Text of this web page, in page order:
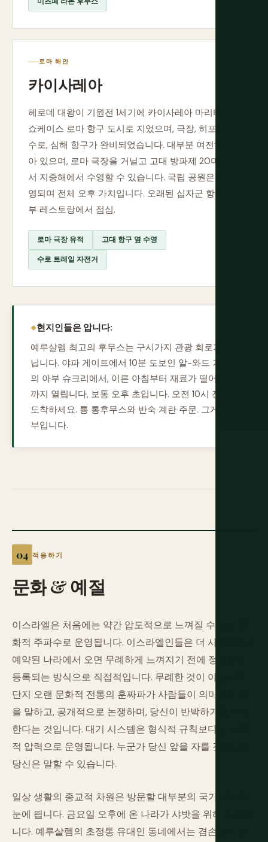
로마 해안
카이사레아
헤로데 대왕이 기원전 1세기에 카이사레아 마리티마를
쇼케이스 로마 항구 도시로 지었으며, 극장, 히포드롬,
수로, 심해 항구가 완비되었습니다. 대부분 여전히 남
아 있으며, 로마 극장을 거닐고 고대 방파제 20미터에
서 지중해에서 수영할 수 있습니다. 국립 공원은 잘 운
영되며 전체 오후 가치입니다. 오래된 십자군 항구 내
부 레스토랑에서 점심.
로마 극장 유적 고대 항구 옆 수영
수로 트레일 자전거
현지인들은 압니다:
예루살렘 최고의 후무스는 구시가지 관광 회로가 아
닙니다. 야파 게이트에서 10분 도보인 알-와드 거리
의 아부 슈크리에서, 이른 아침부터 재료가 떨어질 때
까지 열립니다, 보통 오후 초입니다. 오전 10시 전에
도착하세요. 통 통후무스와 반숙 계란 주문. 그게 전
부입니다.
적응하기
문화&예절
이스라엘은 처음에는 약간 압도적으로 느껴질 수 있는 문
화적 주파수로 운영됩니다. 이스라엘인들은 더 사회적으로
예약된 나라에서 오면 무례하게 느껴지기 전에 정상으로
등록되는 방식으로 직접적입니다. 무례한 것이 아닙니다.
단지 오랜 문화적 전통의 훈짜파가 사람들이 의미하는 것
을 말하고, 공개적으로 논쟁하며, 당신이 반박하기를 기대
한다는 것입니다. 대기 시스템은 형식적 규칙보다는 사회
적 압력으로 운영됩니다. 누군가 당신 앞을 자를 것입니다.
당신은 말할 수 있습니다.
일상 생활의 종교적 차원은 방문할 대부분의 국가보다 더
눈에 띕니다. 금요일 오후에 온 나라가 샤밧을 위해 느려집
니다. 예루살렘의 초정통 유대인 동네에서는 겸손하게 옷